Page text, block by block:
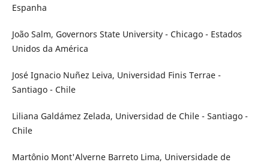
Espanha
João Salm, Governors State University - Chicago - Estados
Unidos da América
José Ignacio Nuñez Leiva, Universidad Finis Terrae -
Santiago - Chile
Liliana Galdámez Zelada, Universidad de Chile - Santiago -
Chile
Martônio Mont'Alverne Barreto Lima, Universidade de